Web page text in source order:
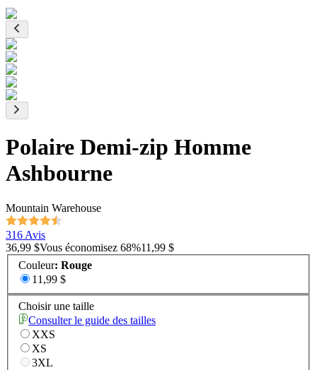
Polaire Demi-zip Homme
Ashbourne
Mountain Warehouse
316 Avis
36,99 $Vous économisez 68%11,99 $
Couleur: Rouge
11,99 $
Choisir une taille
Consulter le guide des tailles
XXS
XS
3XL